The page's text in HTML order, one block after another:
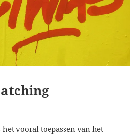
vooral toepassen van het